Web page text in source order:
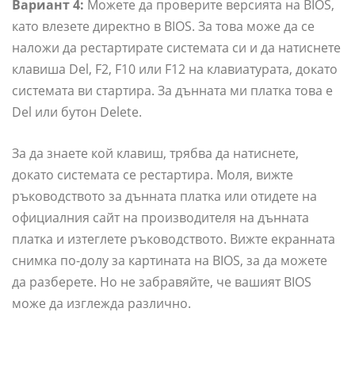
Вариант 4: Можете да проверите версията на BIOS,
като влезете директно в BIOS. За това може да се
наложи да рестартирате системата си и да натиснете
клавиша Del, F2, F10 или F12 на клавиатурата, докато
системата ви стартира. За дънната ми платка това е
Del или бутон Delete.
За да знаете кой клавиш, трябва да натиснете,
докато системата се рестартира. Моля, вижте
ръководството за дънната платка или отидете на
официалния сайт на производителя на дънната
платка и изтеглете ръководството. Вижте екранната
снимка по-долу за картината на BIOS, за да можете
да разберете. Но не забравяйте, че вашият BIOS
може да изглежда различно.